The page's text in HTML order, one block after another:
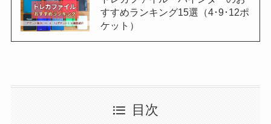
すすめランキング15選（4･9･12ポ
ケット）
目次